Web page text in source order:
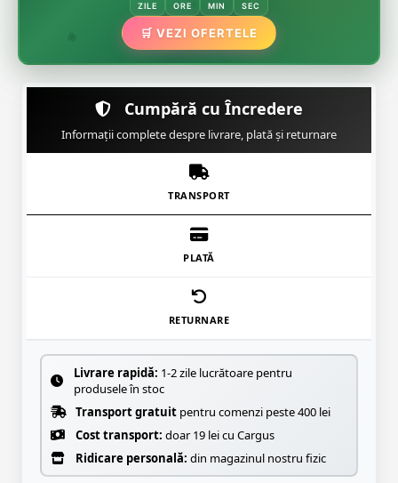
ZILE ORE MIN SEC
🛒 VEZI OFERTELE
Cumpără cu Încredere
Informații complete despre livrare, plată și returnare
TRANSPORT
PLATĂ
RETURNARE
Livrare rapidă: 1-2 zile lucrătoare pentru
produsele în stoc
Transport gratuit pentru comenzi peste 400 lei
Cost transport: doar 19 lei cu Cargus
Ridicare personală: din magazinul nostru fizic